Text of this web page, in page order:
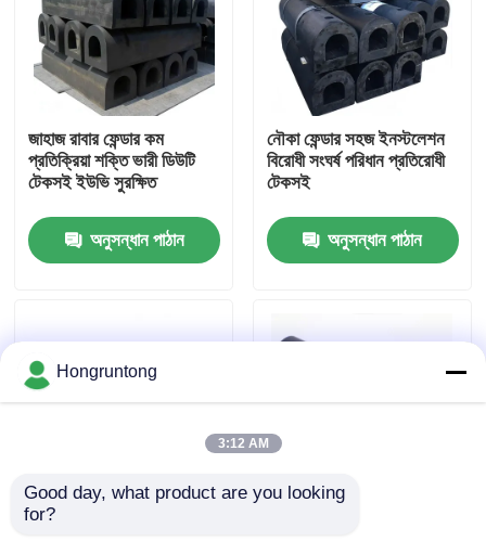
ভিডিও
আমাদের সম্পর্কে
কারখানা ভ্রমণ
গুণমান নিয়ন্ত্রণ
উদ্ধৃতির জন্য আবেদন
ডক রাবার ফেন্ডার
জাহাজ রাবার ফেন্ডার কম
প্রতিক্রিয়া শক্তি ভারী ডিউটি ​​
টেকসই ইউভি সুরক্ষিত
অনুসন্ধান পাঠান
নৌকা ফেন্ডার সহজ ইনস্টলেশন
বিরোধী সংঘর্ষ পরিধান প্রতিরোধী
টেকসই
অনুসন্ধান পাঠান
মেরিন রাবার ফেন্ডার উচ্চ শক্তি
Hongruntong
3:12 AM
Good day, what product are you looking
for?